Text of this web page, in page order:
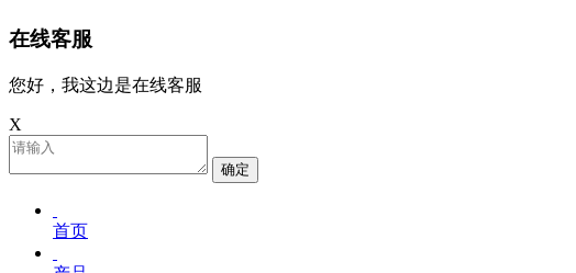
在线客服
您好，我这边是在线客服
X
确定
首页